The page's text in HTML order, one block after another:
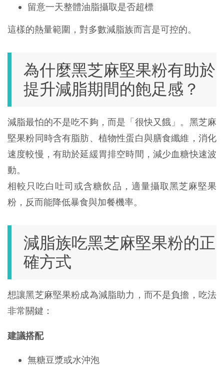
留意一天整體油脂攝取是否超標
這樣的熱量範圍，對多數減脂族而言是可控的。
為什麼黑芝麻堅果粉有助於
提升減脂期間的飽足感？
減脂最怕的不是吃不夠，而是「很快又餓」。黑芝麻
堅果粉同時含有脂肪、植物性蛋白與膳食纖維，消化
速度較慢，有助於延緩胃排空時間，減少血糖快速波
動。
相較只吃白吐司或含糖飲品，適量攝取黑芝麻堅果
粉，反而能降低暴食與加餐機率。
減脂族吃黑芝麻堅果粉的正
確方式
想讓黑芝麻堅果粉成為減脂助力，而不是負擔，吃法
非常關鍵：
建議搭配
無糖豆漿或水沖泡